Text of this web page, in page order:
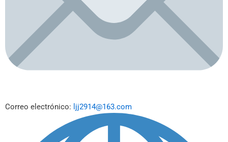
Correo electrónico: ljj2914@163.com